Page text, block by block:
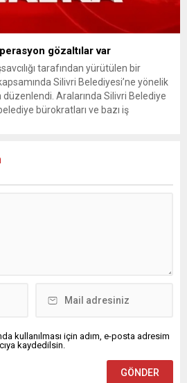
gözaltılar var
tarafından yürütülen bir
Silivri Belediyesi’ne yönelik
düzenlendi. Aralarında Silivri Belediye
bürokratları ve bazı iş
devam ediyor. İstanbul’da...
kullanılması için adım, e-posta adresim
kaydedilsin.